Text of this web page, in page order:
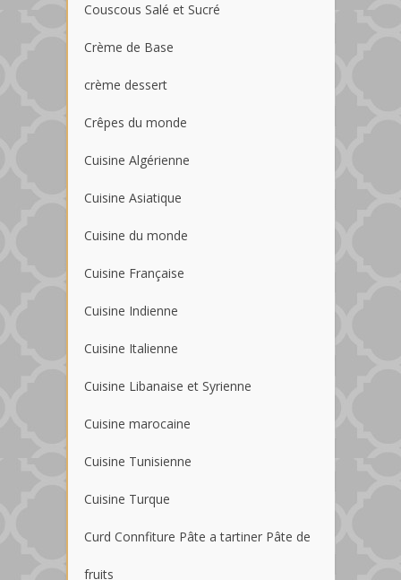
Couscous Salé et Sucré
Crème de Base
crème dessert
Crêpes du monde
Cuisine Algérienne
Cuisine Asiatique
Cuisine du monde
Cuisine Française
Cuisine Indienne
Cuisine Italienne
Cuisine Libanaise et Syrienne
Cuisine marocaine
Cuisine Tunisienne
Cuisine Turque
Curd Connfiture Pâte a tartiner Pâte de
fruits